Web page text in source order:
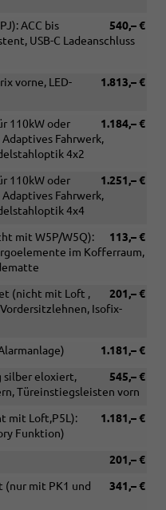
540,– €
ACC bis
USB-C Ladeanschluss
1.813,– €
vorne, LED-
1.184,– €
110kW oder
Fahrwerk,
4x2
1.251,– €
110kW oder
Fahrwerk,
4x4
113,– €
mit W5P/W5Q):
im Kofferraum,
201,– €
(nicht mit Loft ,
Isofix-
1.181,– €
545,– €
silber eloxiert,
Türeinstiegsleisten vorn
1.181,– €
mit Loft,P5L):
Funktion)
201,– €
341,– €
(nur mit PK1 und